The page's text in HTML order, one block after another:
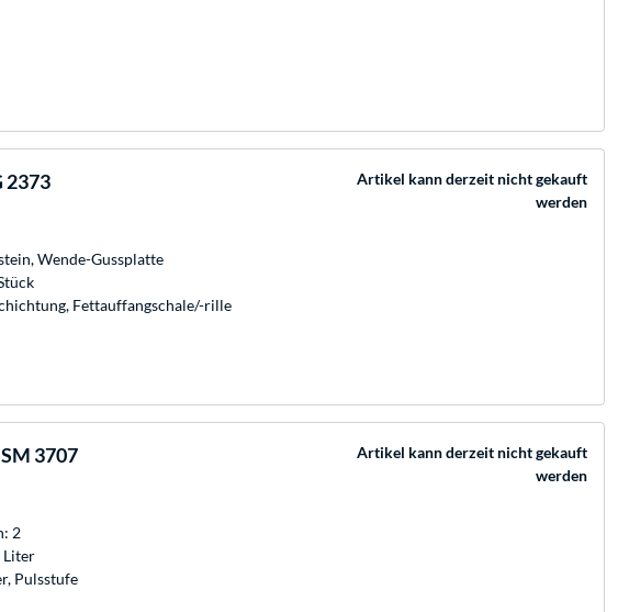
2373
Wende-Gussplatte
Fettauffangschale/-rille
Artikel kann derzeit nicht gekauft
werden
3707
2
Liter
Pulsstufe
Artikel kann derzeit nicht gekauft
werden